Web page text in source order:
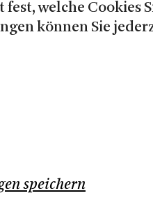
fest, welche Cookies
können Sie
speichern